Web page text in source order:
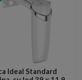
Ideal Standard